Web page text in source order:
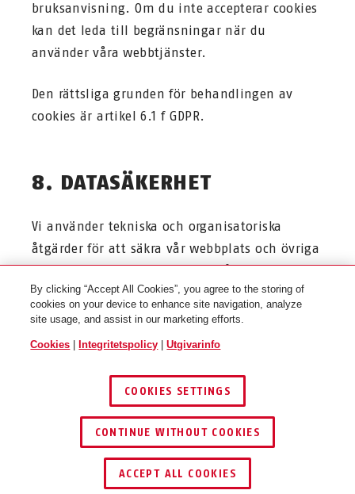
bruksanvisning. Om du inte accepterar cookies
kan det leda till begränsningar när du
använder våra webbtjänster.
Den rättsliga grunden för behandlingen av
cookies är artikel 6.1 f GDPR.
8. DATASÄKERHET
Vi använder tekniska och organisatoriska
åtgärder för att säkra vår webbplats och övriga
system mot förlust, förstöring, åtkomst,
förändring eller spridning av dina uppgifter av
obehöriga personer. Beroende på vilken
webbläsare som används överförs uppgifter
trots regelbundna kontroller och ständig
förbättring av våra säkerhetsåtgärder inte
möjligt att uppnå ett fullständigt skydd mot
alla risker.
By clicking “Accept All Cookies”, you agree to the storing of
cookies on your device to enhance site navigation, analyze
site usage, and assist in our marketing efforts.
Cookies Integritetspolicy |Utgivarinfo
COOKIES SETTINGS
CONTINUE WITHOUT COOKIES
ACCEPT ALL COOKIES